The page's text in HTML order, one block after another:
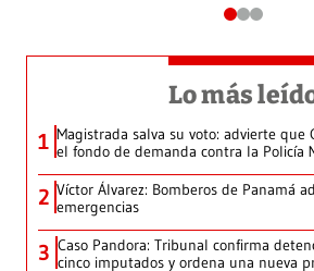
Lo más
1 Magistrada salva su voto: advierte que
el fondo de demanda contra la Policía
2 Víctor Álvarez: Bomberos de Panamá
emergencias
3 Caso Pandora: Tribunal confirma
cinco imputados y ordena una nueva